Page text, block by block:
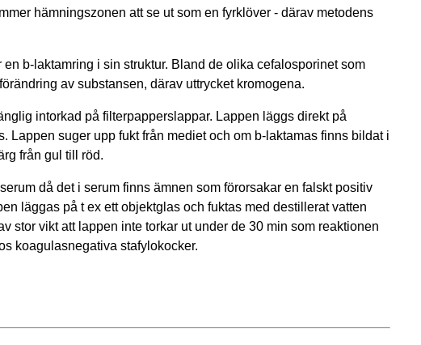
hämningszonen att se ut som en fyrklöver - därav metodens
b-laktamring i sin struktur. Bland de olika cefalosporinet som
av substansen, därav uttrycket kromogena.
intorkad på filterpapperslappar. Lappen läggs direkt på
Lappen suger upp fukt från mediet och om b-laktamas finns bildat i
från gul till röd.
då det i serum finns ämnen som förorsakar en falskt positiv
läggas på t ex ett objektglas och fuktas med destillerat vatten
stor vikt att lappen inte torkar ut under de 30 min som reaktionen
koagulasnegativa stafylokocker.